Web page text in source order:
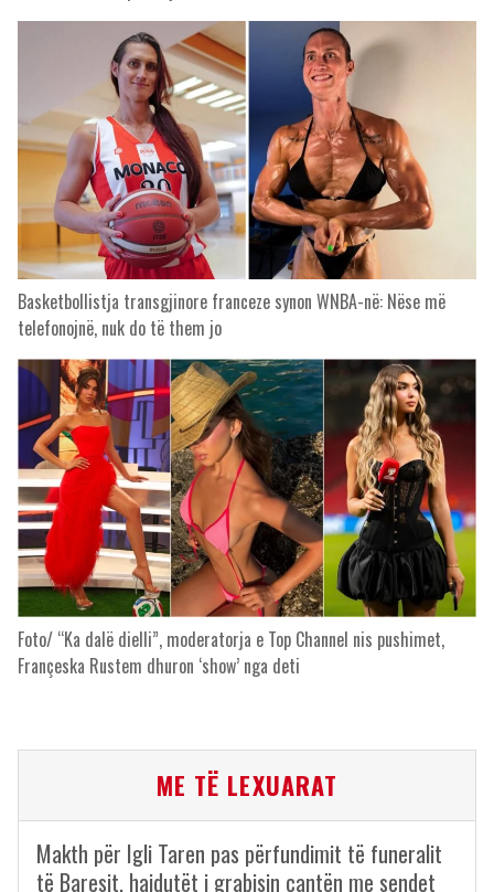
Basketbollistja transgjinore franceze synon WNBA-në: Nëse më
telefonojnë, nuk do të them jo
Foto/ “Ka dalë dielli”, moderatorja e Top Channel nis pushimet,
Françeska Rustem dhuron ‘show’ nga deti
ME TË LEXUARAT
Makth për Igli Taren pas përfundimit të funeralit
të Baresit, hajdutët i grabisin çantën me sendet